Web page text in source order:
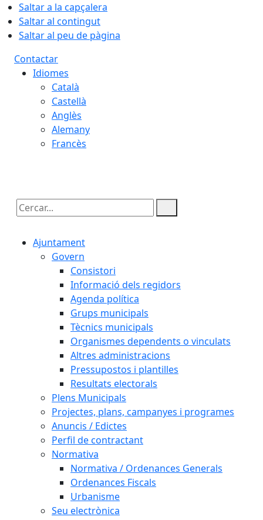
Saltar a la capçalera
Saltar al contingut
Saltar al peu de pàgina
Contactar
Idiomes
Català
Castellà
Anglès
Alemany
Francès
Cercar:
Ajuntament
Govern
Consistori
Informació dels regidors
Agenda política
Grups municipals
Tècnics municipals
Organismes dependents o vinculats
Altres administracions
Pressupostos i plantilles
Resultats electorals
Plens Municipals
Projectes, plans, campanyes i programes
Anuncis / Edictes
Perfil de contractant
Normativa
Normativa / Ordenances Generals
Ordenances Fiscals
Urbanisme
Seu electrònica